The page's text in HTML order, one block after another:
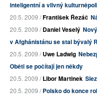
inteligentní a vlivný
20.5. 2009 /František Řezáč
20.5. 2009 /Daniel Veselý
v Afghánistánu se stal bývalý
20.5. 2009 /Uwe Ladwig
Oběti se počítají jen někdy
20.5. 2009 /Libor Martinek
20.5. 2009 /Polsko do konce